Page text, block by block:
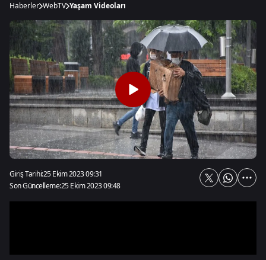
Haberler WebTV Yaşam Videoları
Giriş Tarihi:25 Ekim 2023 09:31
Son Güncelleme:25 Ekim 2023 09:48